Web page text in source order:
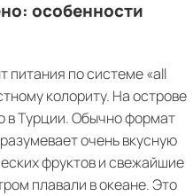
особенности
питания по системе «all
колориту. На острове
в Турции. Обычно формат
очень вкусную
фруктов и свежайшие
плавали в океане. Это